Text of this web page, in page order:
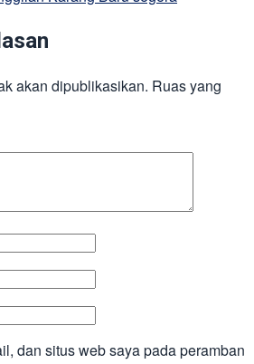
akan dipublikasikan. Ruas yang
dan situs web saya pada peramban